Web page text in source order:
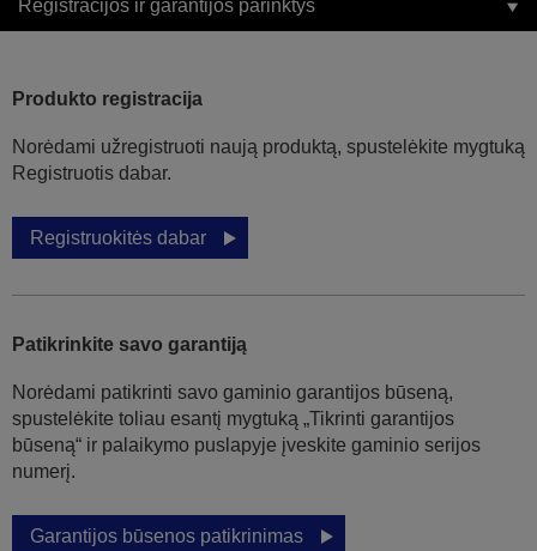
Registracijos ir garantijos parinktys
Produkto registracija
Norėdami užregistruoti naują produktą, spustelėkite mygtuką
Registruotis dabar.
Registruokitės dabar
Patikrinkite savo garantiją
Norėdami patikrinti savo gaminio garantijos būseną,
spustelėkite toliau esantį mygtuką „Tikrinti garantijos
būseną“ ir palaikymo puslapyje įveskite gaminio serijos
numerį.
Garantijos būsenos patikrinimas